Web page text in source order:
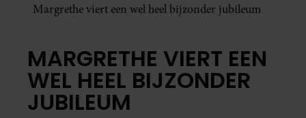
Margrethe viert een wel heel bijzonder jubileum
MARGRETHE VIERT EEN
WEL HEEL BIJZONDER
JUBILEUM